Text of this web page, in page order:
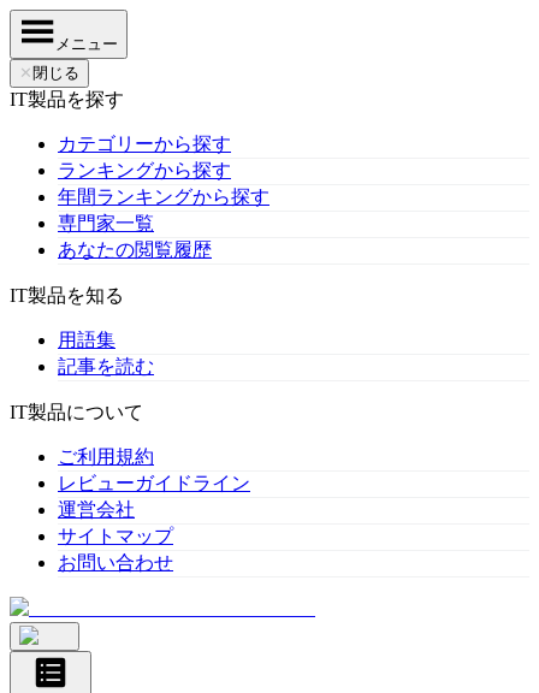
メニュー
✕ 閉じる
IT製品を探す
カテゴリーから探す
ランキングから探す
年間ランキングから探す
専門家一覧
あなたの閲覧履歴
IT製品を知る
用語集
記事を読む
IT製品について
ご利用規約
レビューガイドライン
運営会社
サイトマップ
お問い合わせ